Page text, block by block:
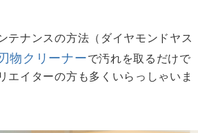
テナンスの方法（ダイヤモンドヤス
物クリーナーで汚れを取るだけで
エイターの方も多くいらっしゃいま